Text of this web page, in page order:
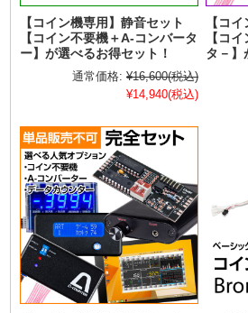
【コイン機専用】静音セット
【コイン不要機＋A-コンバータ
ー】が選べるお得セット！
通常価格: ¥16,600(税込)
¥14,940(税込)
【コ
【コ
タ－】